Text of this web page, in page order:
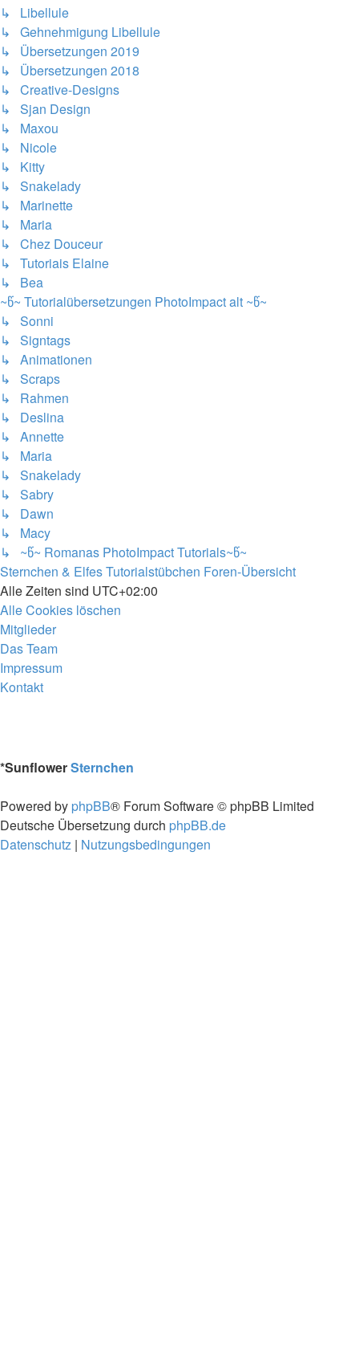
↳ Libellule
↳ Gehnehmigung Libellule
↳ Übersetzungen 2019
↳ Übersetzungen 2018
↳ Creative-Designs
↳ Sjan Design
↳ Maxou
↳ Nicole
↳ Kitty
↳ Snakelady
↳ Marinette
↳ Maria
↳ Chez Douceur
↳ Tutoriais Elaine
↳ Bea
~წ~ Tutorialübersetzungen PhotoImpact alt ~წ~
↳ Sonni
↳ Signtags
↳ Animationen
↳ Scraps
↳ Rahmen
↳ Deslina
↳ Annette
↳ Maria
↳ Snakelady
↳ Sabry
↳ Dawn
↳ Macy
↳ ~წ~ Romanas PhotoImpact Tutorials~წ~
Sternchen & Elfes Tutorialstübchen Foren-Übersicht
Alle Zeiten sind UTC+02:00
Alle Cookies löschen
Mitglieder
Das Team
Impressum
Kontakt
*SunflowerSternchen
Powered by phpBB® Forum Software © phpBB Limited
Deutsche Übersetzung durch phpBB.de
Datenschutz | Nutzungsbedingungen